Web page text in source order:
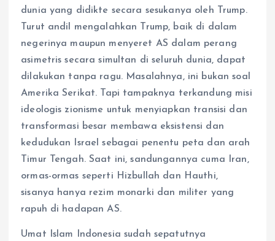
dunia yang didikte secara sesukanya oleh Trump.
Turut andil mengalahkan Trump, baik di dalam
negerinya maupun menyeret AS dalam perang
asimetris secara simultan di seluruh dunia, dapat
dilakukan tanpa ragu. Masalahnya, ini bukan soal
Amerika Serikat. Tapi tampaknya terkandung misi
ideologis zionisme untuk menyiapkan transisi dan
transformasi besar membawa eksistensi dan
kedudukan Israel sebagai penentu peta dan arah
Timur Tengah. Saat ini, sandungannya cuma Iran,
ormas-ormas seperti Hizbullah dan Hauthi,
sisanya hanya rezim monarki dan militer yang
rapuh di hadapan AS.
Umat Islam Indonesia sudah sepatutnya